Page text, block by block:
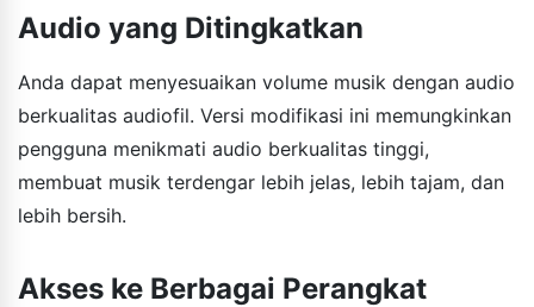
Audio yang Ditingkatkan
Anda dapat menyesuaikan volume musik dengan audio
berkualitas audiofil. Versi modifikasi ini memungkinkan
pengguna menikmati audio berkualitas tinggi,
membuat musik terdengar lebih jelas, lebih tajam, dan
lebih bersih.
Akses ke Berbagai Perangkat